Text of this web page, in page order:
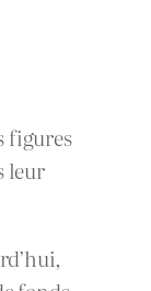
figures
leur